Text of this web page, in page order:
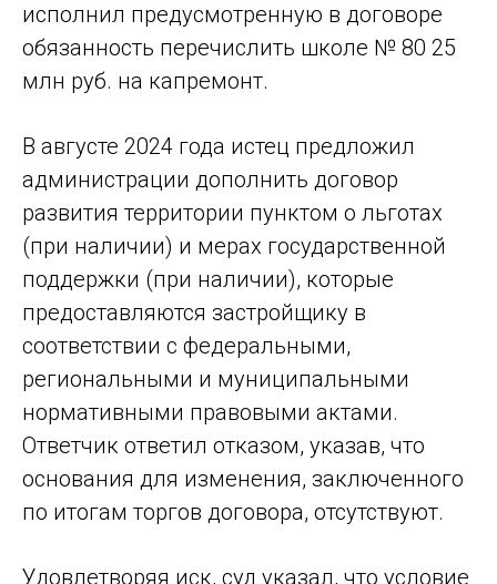
исполнил предусмотренную в договоре
обязанность перечислить школе № 80 25
млн руб. на капремонт.
В августе 2024 года истец предложил
администрации дополнить договор
развития территории пунктом о льготах
(при наличии) и мерах государственной
поддержки (при наличии), которые
предоставляются застройщику в
соответствии с федеральными,
региональными и муниципальными
нормативными правовыми актами.
Ответчик ответил отказом, указав, что
основания для изменения, заключенного
по итогам торгов договора, отсутствуют.
Удовлетворяя иск, суд указал, что условие